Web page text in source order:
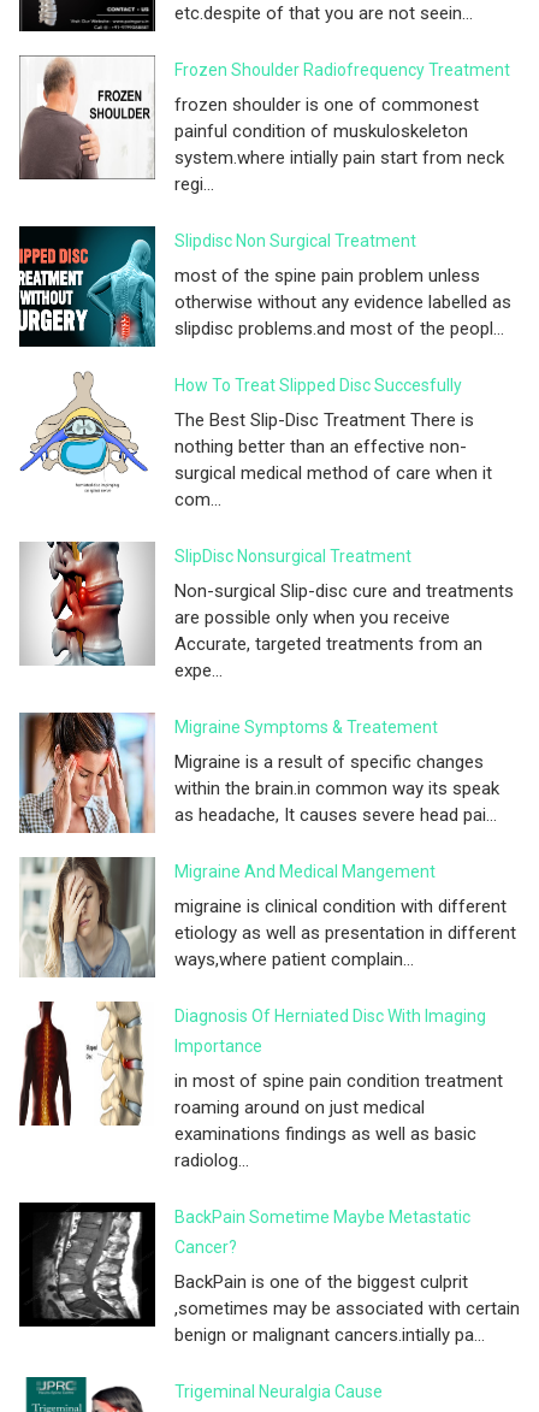
etc.despite of that you are not seein...
Frozen Shoulder Radiofrequency Treatment
frozen shoulder is one of commonest
painful condition of muskuloskeleton
system.where intially pain start from neck
regi...
Slipdisc Non Surgical Treatment
most of the spine pain problem unless
otherwise without any evidence labelled as
slipdisc problems.and most of the peopl...
How To Treat Slipped Disc Succesfully
The Best Slip-Disc Treatment There is
nothing better than an effective non-
surgical medical method of care when it
com...
SlipDisc Nonsurgical Treatment
Non-surgical Slip-disc cure and treatments
are possible only when you receive
Accurate, targeted treatments from an
expe...
Migraine Symptoms & Treatement
Migraine is a result of specific changes
within the brain.in common way its speak
as headache, It causes severe head pai...
Migraine And Medical Mangement
migraine is clinical condition with different
etiology as well as presentation in different
ways,where patient complain...
Diagnosis Of Herniated Disc With Imaging
Importance
in most of spine pain condition treatment
roaming around on just medical
examinations findings as well as basic
radiolog...
BackPain Sometime Maybe Metastatic
Cancer?
BackPain is one of the biggest culprit
,sometimes may be associated with certain
benign or malignant cancers.intially pa...
Trigeminal Neuralgia Cause